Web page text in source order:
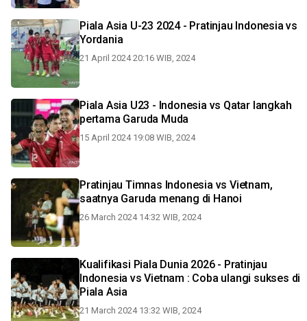
Piala Asia U-23 2024 - Pratinjau Indonesia vs
Yordania
21 April 2024 20:16 WIB, 2024
Piala Asia U23 - Indonesia vs Qatar langkah
pertama Garuda Muda
15 April 2024 19:08 WIB, 2024
Pratinjau Timnas Indonesia vs Vietnam,
saatnya Garuda menang di Hanoi
26 March 2024 14:32 WIB, 2024
Kualifikasi Piala Dunia 2026 - Pratinjau
Indonesia vs Vietnam : Coba ulangi sukses di
Piala Asia
21 March 2024 13:32 WIB, 2024